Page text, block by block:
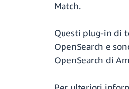
Match.
Questi plug-in di
OpenSearch e
OpenSearch di